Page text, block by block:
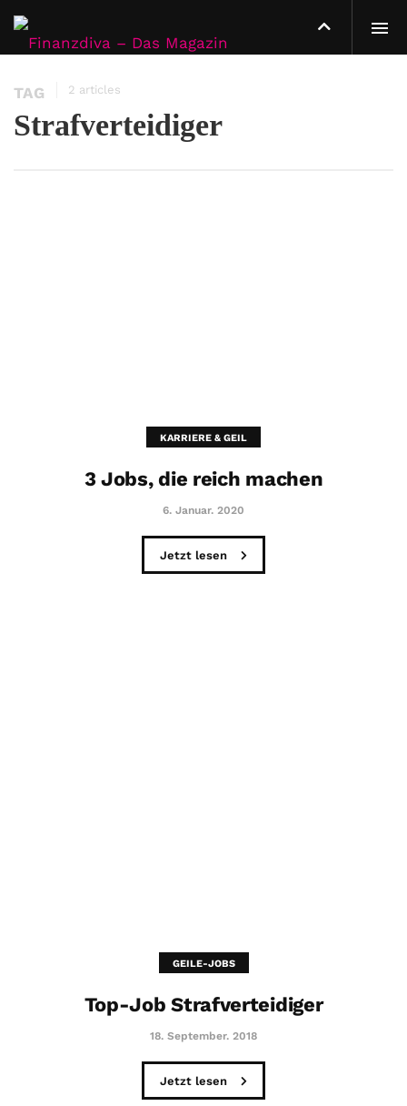
TAG 2 articles
Strafverteidiger
KARRIERE & GEIL
3 Jobs, die reich machen
6. Januar. 2020
Jetzt lesen
GEILE-JOBS
Top-Job Strafverteidiger
18. September. 2018
Jetzt lesen